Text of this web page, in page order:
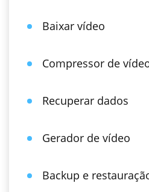
Baixar vídeo
Compressor de
Recuperar dados
Gerador de vídeo
Backup e